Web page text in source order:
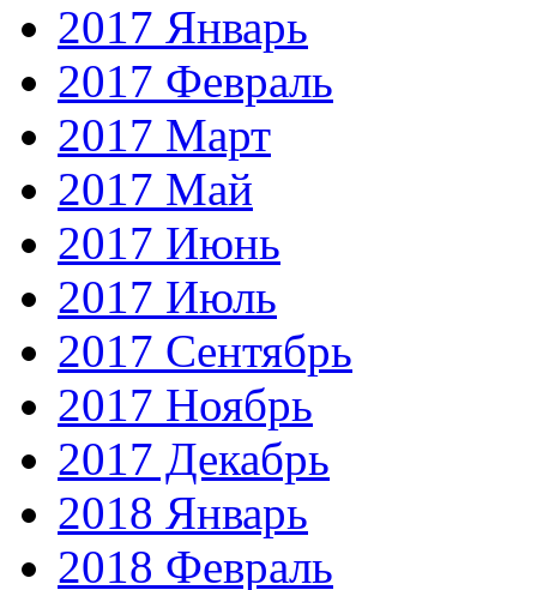
2017 Январь
2017 Февраль
2017 Март
2017 Май
2017 Июнь
2017 Июль
2017 Сентябрь
2017 Ноябрь
2017 Декабрь
2018 Январь
2018 Февраль